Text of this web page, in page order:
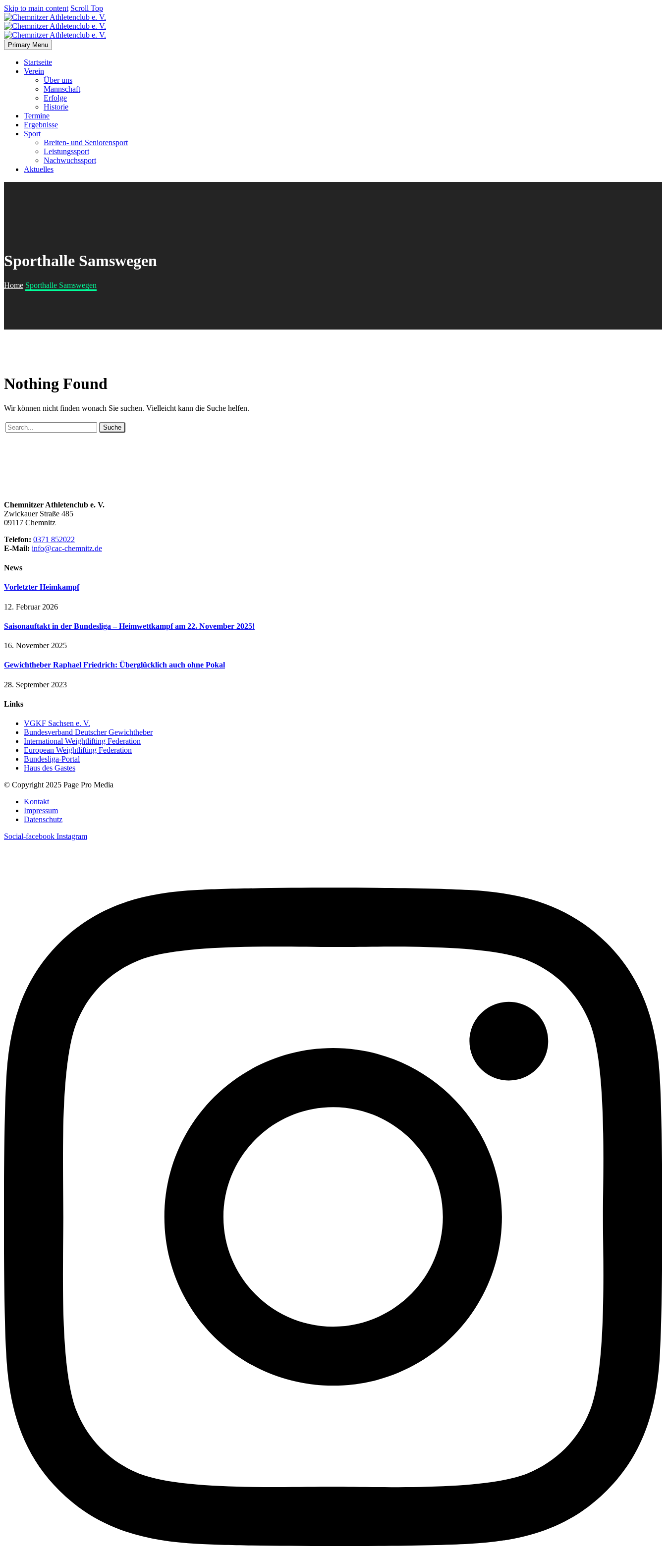
Skip to main content Scroll Top
Primary Menu
Startseite
Verein
Über uns
Mannschaft
Erfolge
Historie
Termine
Ergebnisse
Sport
Breiten- und Seniorensport
Leistungssport
Nachwuchssport
Aktuelles
Sporthalle Samswegen
Home Sporthalle Samswegen
Nothing Found
Wir können nicht finden wonach Sie suchen. Vielleicht kann die Suche helfen.
Suche
Chemnitzer Athletenclub e. V.
Zwickauer Straße 485
09117 Chemnitz
Telefon: 0371 852022
E-Mail: info@cac-chemnitz.de
News
Vorletzter Heimkampf
12. Februar 2026
Saisonauftakt in der Bundesliga – Heimwettkampf am 22. November 2025!
16. November 2025
Gewichtheber Raphael Friedrich: Überglücklich auch ohne Pokal
28. September 2023
Links
VGKF Sachsen e. V.
Bundesverband Deutscher Gewichtheber
International Weightlifting Federation
European Weightlifting Federation
Bundesliga-Portal
Haus des Gastes
© Copyright 2025 Page Pro Media
Kontakt
Impressum
Datenschutz
Social-facebook Instagram